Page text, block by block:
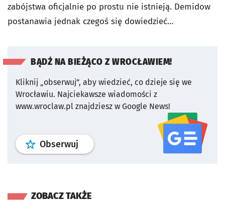
zabójstwa oficjalnie po prostu nie istnieją. Demidow
postanawia jednak czegoś się dowiedzieć…
BĄDŹ NA BIEŻĄCO Z WROCŁAWIEM!
Kliknij „obserwuj”, aby wiedzieć, co dzieje się we
Wrocławiu. Najciekawsze wiadomości z
www.wroclaw.pl znajdziesz w Google News!
Obserwuj profil serwisu
ZOBACZ TAKŻE